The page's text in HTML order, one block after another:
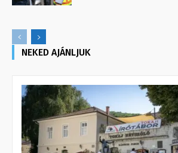
NEKED AJÁNLJUK